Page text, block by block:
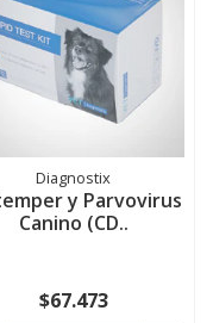
Diagnostix
y Parvovirus
Canino (CD..
$67.473